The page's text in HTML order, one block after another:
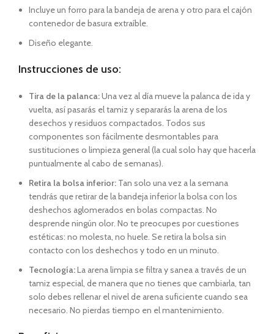
Incluye un forro para la bandeja de arena y otro para el cajón
contenedor de basura extraíble.
Diseño elegante.
Instrucciones de uso:
Tira de la palanca:Una vez al día mueve la palanca de ida y
vuelta, así pasarás el tamiz y separarás la arena de los
desechos y residuos compactados. Todos sus
componentes son fácilmente desmontables para
sustituciones o limpieza general (la cual solo hay que hacerla
puntualmente al cabo de semanas).
Retira la bolsa inferior: Tan solo una vez a la semana
tendrás que retirar de la bandeja inferior la bolsa con los
deshechos aglomerados en bolas compactas. No
desprende ningún olor. No te preocupes por cuestiones
estéticas: no molesta, no huele. Se retira la bolsa sin
contacto con los deshechos y todo en un minuto.
Tecnología:La arena limpia se filtra y sanea a través de un
tamiz especial, de manera que no tienes que cambiarla, tan
solo debes rellenar el nivel de arena suficiente cuando sea
necesario. No pierdas tiempo en el mantenimiento.